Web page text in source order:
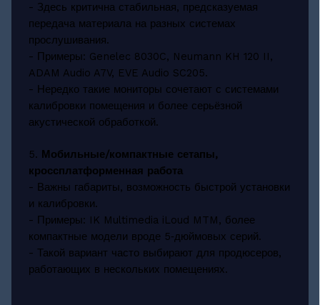
- Здесь критична стабильная, предсказуемая
передача материала на разных системах
прослушивания.
- Примеры: Genelec 8030C, Neumann KH 120 II,
ADAM Audio A7V, EVE Audio SC205.
- Нередко такие мониторы сочетают с системами
калибровки помещения и более серьёзной
акустической обработкой.
5. Мобильные/компактные сетапы,
кроссплатформенная работа
- Важны габариты, возможность быстрой установки
и калибровки.
- Примеры: IK Multimedia iLoud MTM, более
компактные модели вроде 5‑дюймовых серий.
- Такой вариант часто выбирают для продюсеров,
работающих в нескольких помещениях.